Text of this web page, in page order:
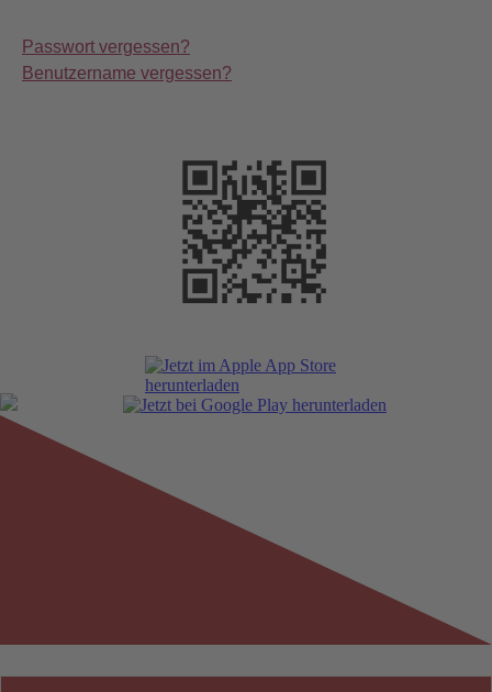
Passwort vergessen?
Benutzername vergessen?